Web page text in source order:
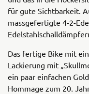
für gute Sichtbarkeit.
massgefertigte 4-2-
Das fertige Bike mit
Lackierung mit
ein paar einfachen
Hommage zum 20.